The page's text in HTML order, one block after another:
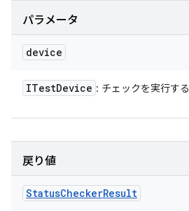
パラメータ
device
ITestDevice : チェックを実行する
戻り値
StatusCheckerResult